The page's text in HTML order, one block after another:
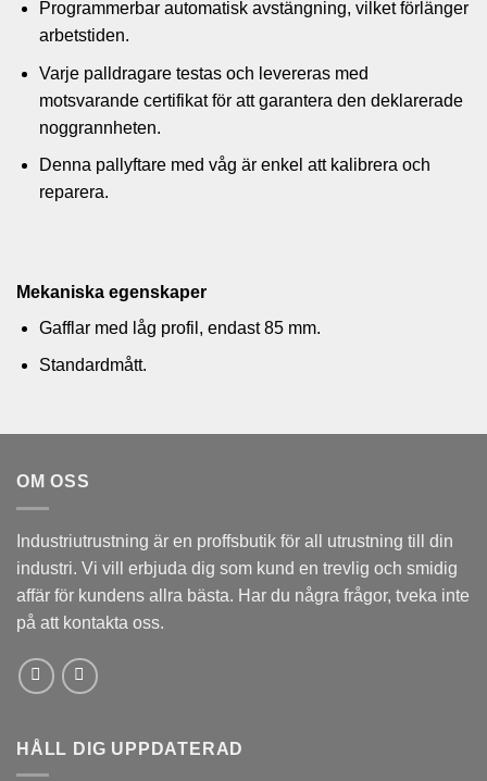
Programmerbar automatisk avstängning, vilket förlänger
arbetstiden.
Varje palldragare testas och levereras med
motsvarande certifikat för att garantera den deklarerade
noggrannheten.
Denna pallyftare med våg är enkel att kalibrera och
reparera.
Mekaniska egenskaper
Gafflar med låg profil, endast 85 mm.
Standardmått.
OM OSS
Industriutrustning är en proffsbutik för all utrustning till din
industri. Vi vill erbjuda dig som kund en trevlig och smidig
affär för kundens allra bästa. Har du några frågor, tveka inte
på att kontakta oss.
HÅLL DIG UPPDATERAD